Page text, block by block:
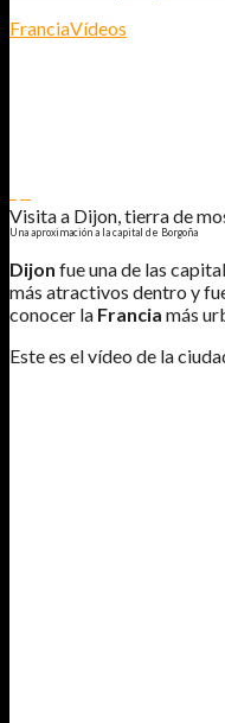
FranciaVídeos
Visita a Dijon, tierra de
Una aproximación a la capital de Borgoña
Dijon fue una de las
más atractivos dentro y
conocer la Francia más
Este es el vídeo de la